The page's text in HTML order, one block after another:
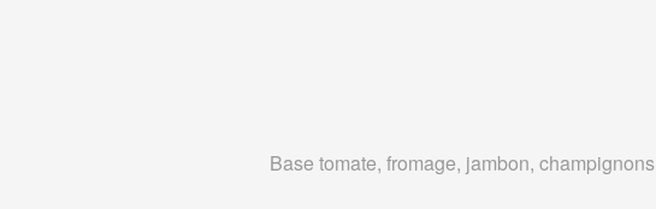
Base tomate, fromage, jambon, champignons